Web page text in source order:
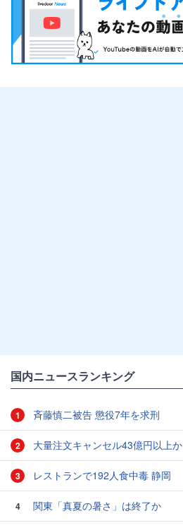
国内ニュースランキング
1 斉藤慎二被告 懲役7年を求刑
2 大量注文キャンセル43億円以上か
3 レストランで192人食中毒 静岡
4 関東「真夏の暑さ」は終了か